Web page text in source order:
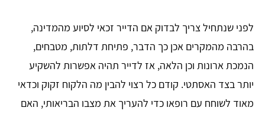
לפני שנתחיל צריך לבדוק אם הדייר זכאי לסיוע מהמדינה,
בהרבה מהמקרים אכן כך הדבר, פתיחת דלתות, מטבחים,
הנמכת ארונות וכן הלאה, אז לדייר תהיה אפשרות להשקיע
יותר בצד האסתטי. קודם כל רצוי להבין מה הלקוח זקוק וכדאי
מאוד לשוחח עם רופאו כדי להעריך את מצבו הבריאותי, האם